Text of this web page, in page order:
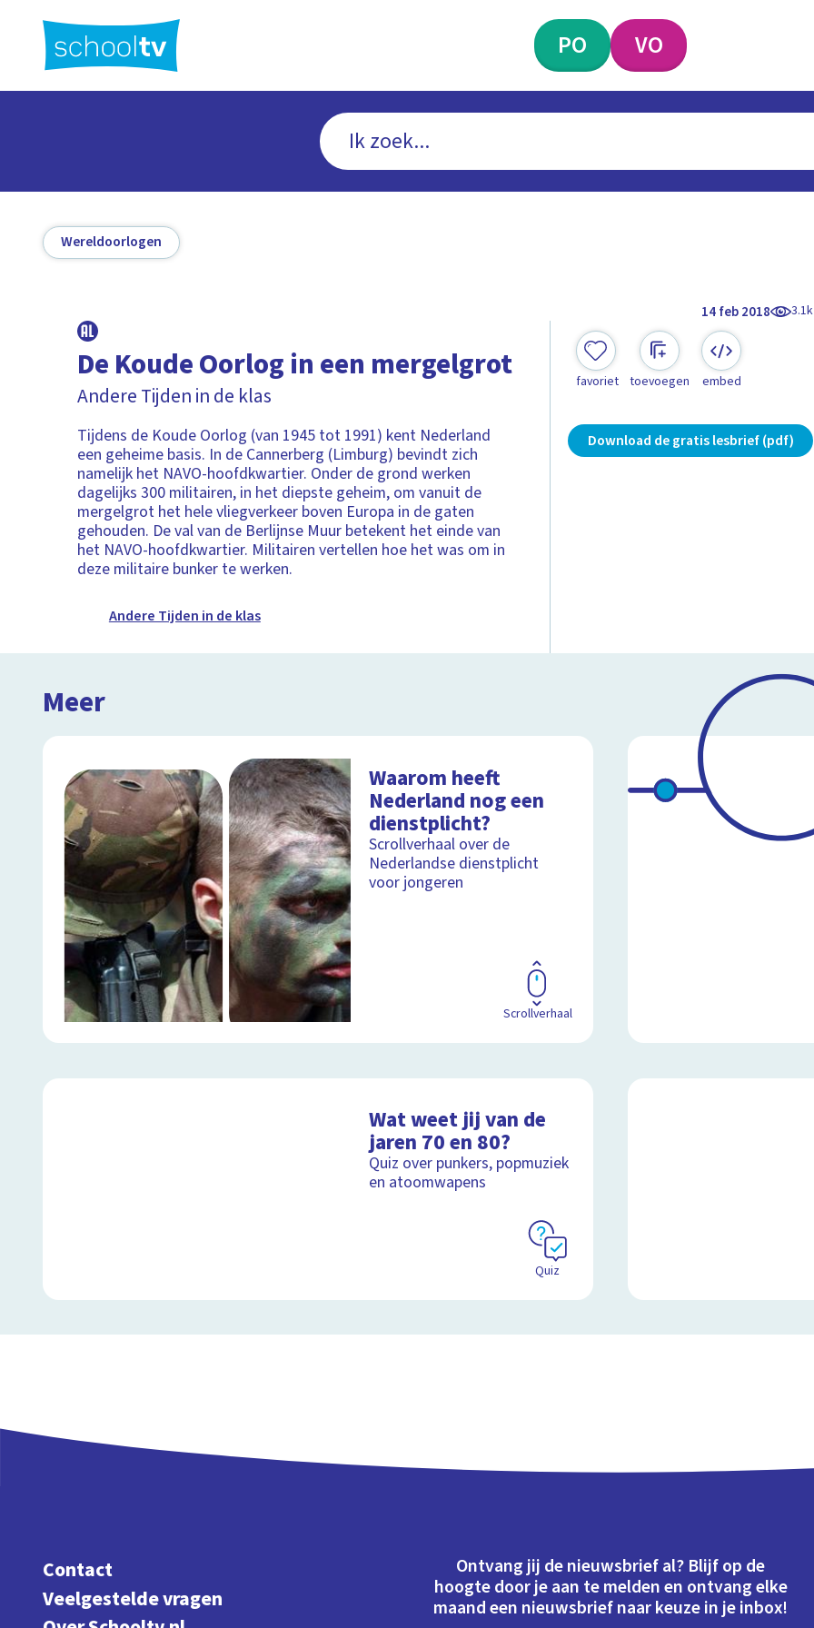
hoofdinhoud
PO VO
Wereldoorlogen
14 feb 2018 3.1k
De Koude Oorlog in een mergelgrot
Andere Tijden in de klas
Tijdens de Koude Oorlog (van 1945 tot 1991) kent Nederland
een geheime basis. In de Cannerberg (Limburg) bevindt zich
namelijk het NAVO-hoofdkwartier. Onder de grond werken
dagelijks 300 militairen, in het diepste geheim, om vanuit de
mergelgrot het hele vliegverkeer boven Europa in de gaten
gehouden. De val van de Berlijnse Muur betekent het einde van
het NAVO-hoofdkwartier. Militairen vertellen hoe het was om in
deze militaire bunker te werken.
Andere Tijden in de klas
favoriet toevoegen embed
Download de gratis lesbrief (pdf)
Meer
Waarom heeft
Nederland nog een
dienstplicht?
Scrollverhaal over de
Nederlandse dienstplicht
voor jongeren
Scrollverhaal
Wat weet jij van de
jaren 70 en 80?
Quiz over punkers, popmuziek
en atoomwapens
Quiz
Contact
Veelgestelde vragen
Ontvang jij de nieuwsbrief al? Blijf op de
hoogte door je aan te melden en ontvang elke
maand een nieuwsbrief naar keuze in je inbox!